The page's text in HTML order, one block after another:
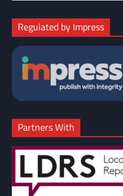
Regulated by Impress
Partners With